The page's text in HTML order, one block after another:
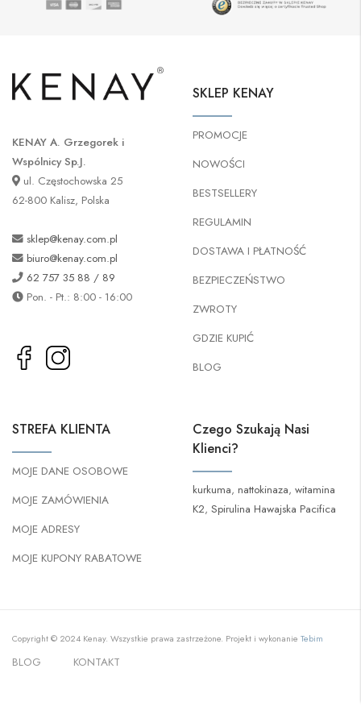
KENAY A. Grzegorek i
Wspólnicy Sp.J.
ul. Częstochowska 25
62-800 Kalisz, Polska
sklep@kenay.com.pl
biuro@kenay.com.pl
62 757 35 88 / 89
Pon. - Pt.: 8:00 - 16:00
SKLEP KENAY
PROMOCJE
NOWOŚCI
BESTSELLERY
REGULAMIN
DOSTAWA I PŁATNOŚĆ
BEZPIECZEŃSTWO
ZWROTY
GDZIE KUPIĆ
BLOG
STREFA KLIENTA
MOJE DANE OSOBOWE
MOJE ZAMÓWIENIA
MOJE ADRESY
MOJE KUPONY RABATOWE
Czego Szukają Nasi
Klienci?
kurkuma, nattokinaza, witamina
K2, Spirulina Hawajska Pacifica
Copyright © 2024 Kenay. Wszystkie prawa zastrzeżone. Projekt i wykonanie Tebim
BLOG KONTAKT